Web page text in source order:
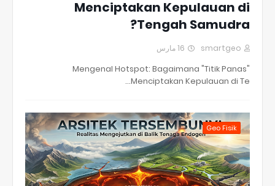
Menciptakan Kepulauan di
Tengah Samudra?
smartgeo 16 مارس
Mengenal Hotspot: Bagaimana "Titik Panas"
Menciptakan Kepulauan di Te…
Geo Fisik